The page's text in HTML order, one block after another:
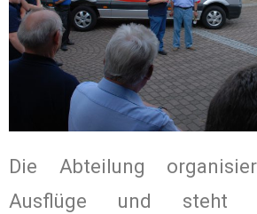
Die Abteilung
Ausflüge und steht